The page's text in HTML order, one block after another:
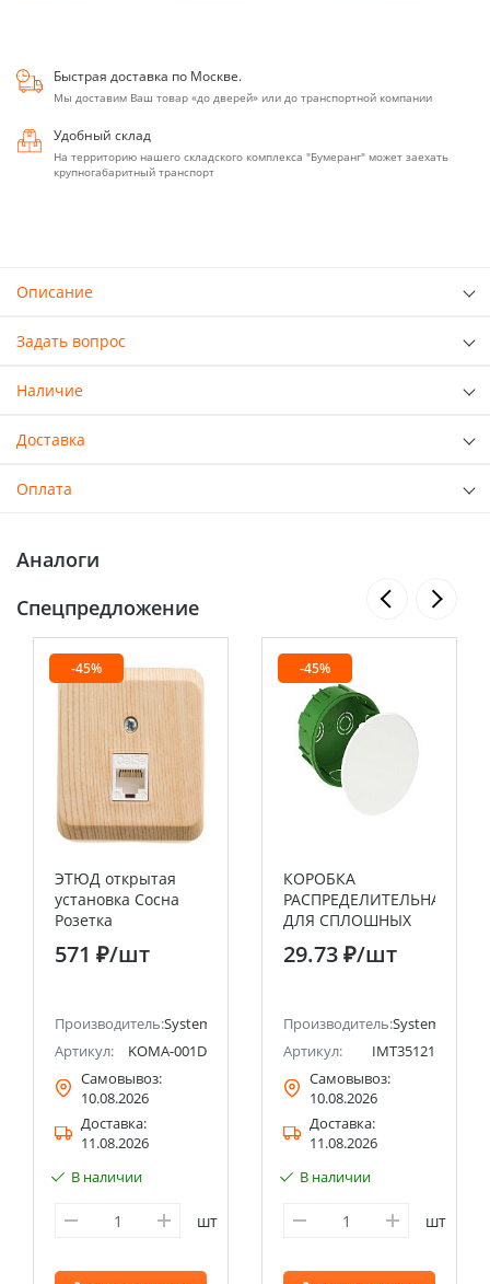
Быстрая доставка по Москве.
Мы доставим Ваш товар «до дверей» или до транспортной компании
Удобный склад
На территорию нашего складского комплекса "Бумеранг" может заехать
крупногабаритный транспорт
Описание
Задать вопрос
Наличие
Доставка
Оплата
Аналоги
Спецпредложение
(ранее Schneider Electric)
-45%
ЭТЮД открытая
установка Сосна
Розетка
компьютерная RJ45
категория 5E
571 ₽/шт
Производитель:Systeme Electric (ранее Schneider Electric)
Артикул:
KOMA-001D
Самовывоз:
10.08.2026
Доставка:
11.08.2026
В наличии
шт
-45%
КОРОБКА
РАСПРЕДЕЛИТЕЛЬНАЯ
ДЛЯ СПЛОШНЫХ
СТЕН 100(88)X50
Systeme Electric
29.73 ₽/шт
Производитель:Systeme
Артикул:
IMT35121
Самовывоз:
10.08.2026
Доставка:
11.08.2026
В наличии
шт